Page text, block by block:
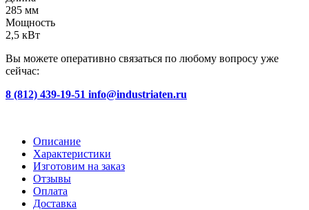
285 мм
Мощность
2,5 кВт
Вы можете оперативно связаться по любому вопросу уже
сейчас:
8 (812) 439-19-51 info@industriaten.ru
Описание
Характеристики
Изготовим на заказ
Отзывы
Оплата
Доставка